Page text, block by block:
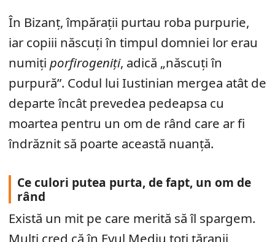
În Bizanț, împărații purtau roba purpurie,
iar copiii născuți în timpul domniei lor erau
numiți porfirogeniți, adică „născuți în
purpură”. Codul lui Iustinian mergea atât de
departe încât prevedea pedeapsa cu
moartea pentru un om de rând care ar fi
îndrăznit să poarte această nuanță.
Ce culori putea purta, de fapt, un om de
rând
Există un mit pe care merită să îl spargem.
Mulți cred că în Evul Mediu toți țăranii